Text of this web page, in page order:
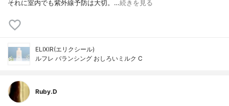
それに室内でも紫外線予防は大切。…続きを見る
ELIXIR(エリクシール)
ルフレ バランシング おしろいミルク C
Ruby.D